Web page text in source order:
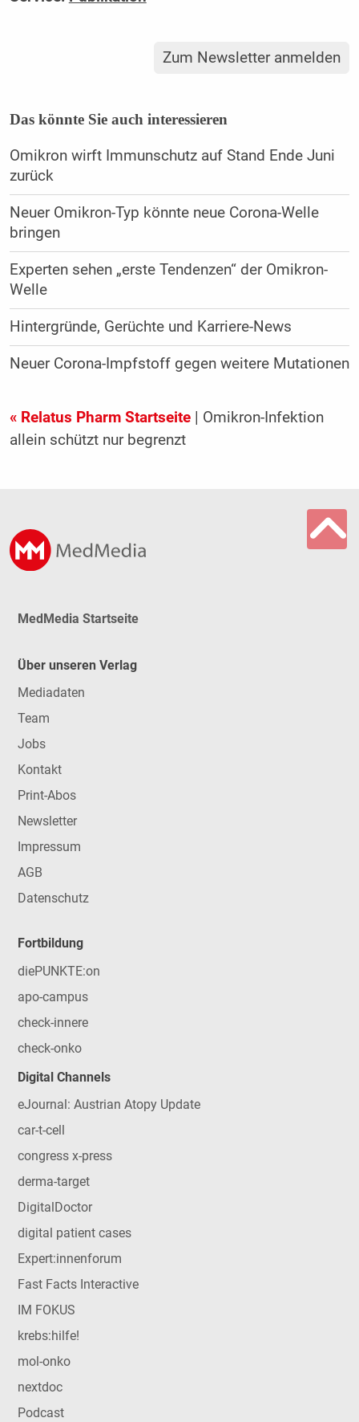
Zum Newsletter anmelden
Das könnte Sie auch interessieren
Omikron wirft Immunschutz auf Stand Ende Juni
zurück
Neuer Omikron-Typ könnte neue Corona-Welle
bringen
Experten sehen „erste Tendenzen“ der Omikron-
Welle
Hintergründe, Gerüchte und Karriere-News
Neuer Corona-Impfstoff gegen weitere Mutationen
« Relatus Pharm Startseite| Omikron-Infektion
allein schützt nur begrenzt
MedMedia Startseite
Über unseren Verlag
Mediadaten
Team
Jobs
Kontakt
Print-Abos
Newsletter
Impressum
AGB
Datenschutz
Fortbildung
diePUNKTE:on
apo-campus
check-innere
check-onko
Digital Channels
eJournal: Austrian Atopy Update
car-t-cell
congress x-press
derma-target
DigitalDoctor
digital patient cases
Expert:innenforum
Fast Facts Interactive
IM FOKUS
krebs:hilfe!
mol-onko
nextdoc
Podcast